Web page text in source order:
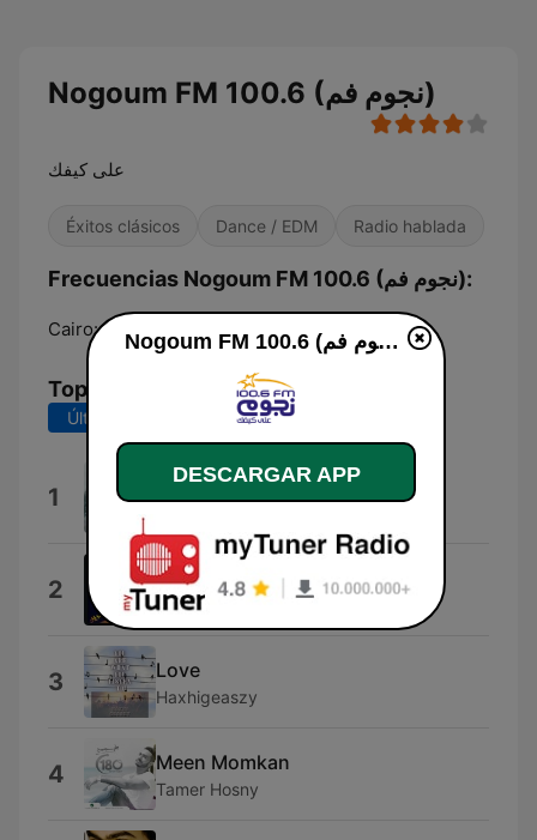
Nogoum FM 100.6 (نجوم فم)
على كيفك
Éxitos clásicos Dance / EDM Radio hablada
Frecuencias Nogoum FM 100.6 (نجوم فم):
Cairo: 100.6 FM
Top Canciones
Últimos 7 días Últimos 30 días
1 Ừ Thì Tôi Ế
2 Alby
Amr Diab
3 Love
Haxhigeaszy
4 Meen Momkan
Tamer Hosny
Nogoum FM 100.6 (نجوم فم) en vivo
DESCARGAR APP